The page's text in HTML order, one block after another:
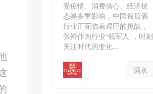
受疫情、消费信心、经济状
态等多重影响，中国葡萄酒
行业正面临着艰巨的挑战，
张裕作为行业“领军人”，时刻
关注时代的变化...
酒水